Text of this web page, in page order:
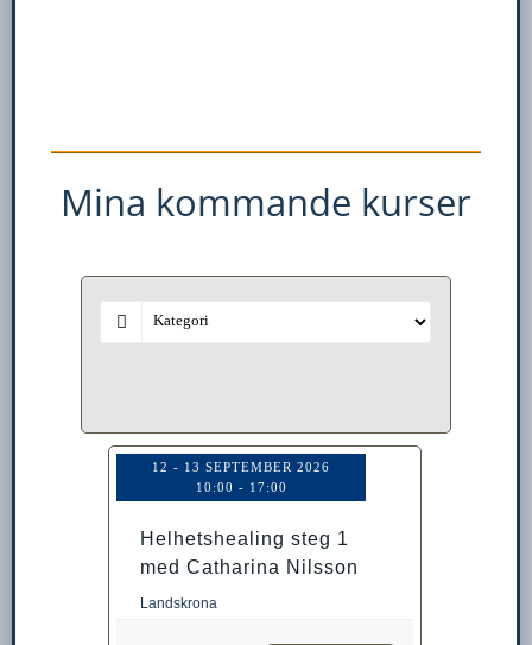
Mina kommande kurser
12 - 13 SEPTEMBER 2026
10:00 - 17:00
Helhetshealing steg 1
med Catharina Nilsson
Landskrona